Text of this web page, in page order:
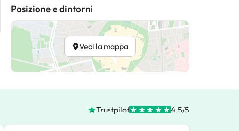
Posizione e dintorni
Vedi la mappa
Trustpilot 4.5/5